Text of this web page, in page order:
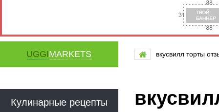
UGGIMARKETS вкусвилл торты
Кулинарные рецепты